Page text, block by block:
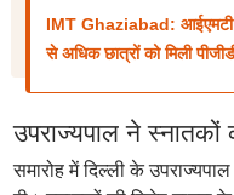
IMT Ghaziabad: आईएमटी
से अधिक छात्रों को मिली
उपराज्यपाल ने स्नातकों
समारोह में दिल्ली के